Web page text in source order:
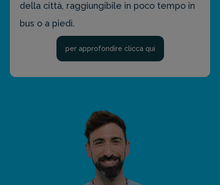
della città, raggiungibile in poco tempo in
bus o a piedi.
per approfondire clicca qui